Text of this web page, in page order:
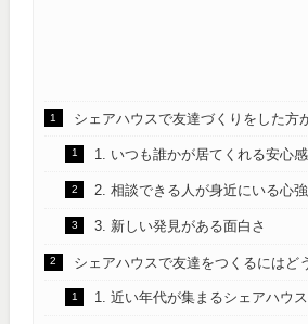
シェアハウスで友達づくりをした方
1. いつも誰かが居てくれる安心感
2. 相談できる人が身近にいる心強
3. 新しい発見がある面白さ
シェアハウスで友達をつくるにはど
1. 近い年代が集まるシェアハウ